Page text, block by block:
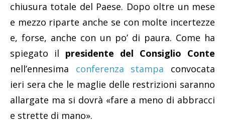
chiusura totale del Paese. Dopo oltre un mese
e mezzo riparte anche se con molte incertezze
e, forse, anche con un po’ di paura. Come ha
spiegato il presidente del Consiglio Conte
nell’ennesima conferenza stampa convocata
ieri sera che le maglie delle restrizioni saranno
allargate ma si dovrà «fare a meno di abbracci
e strette di mano».